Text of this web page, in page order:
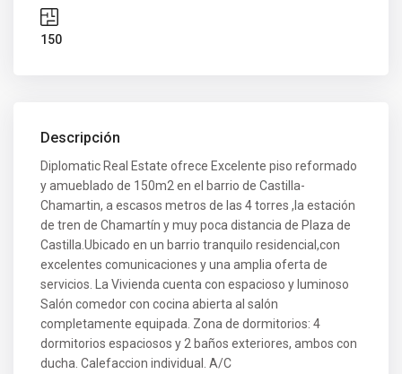
150
Descripción
Diplomatic Real Estate ofrece Excelente piso reformado
y amueblado de 150m2 en el barrio de Castilla-
Chamartin, a escasos metros de las 4 torres ,la estación
de tren de Chamartín y muy poca distancia de Plaza de
Castilla.Ubicado en un barrio tranquilo residencial,con
excelentes comunicaciones y una amplia oferta de
servicios. La Vivienda cuenta con espacioso y luminoso
Salón comedor con cocina abierta al salón
completamente equipada. Zona de dormitorios: 4
dormitorios espaciosos y 2 baños exteriores, ambos con
ducha. Calefaccion individual. A/C